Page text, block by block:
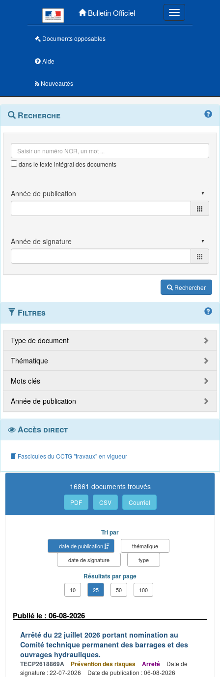
Bulletin Officiel Toggle
Documents opposables
Aide
Nouveautés
Navigation
outils
Menu
contextuel
Recherche
dans le texte intégral des documents
Rechercher
Filtres
Type de document
Thématique
Mots clés
Année de publication
Accès direct
Fascicules du CCTG "travaux" en vigueur
16861 documents trouvés
PDF CSV Courriel
Tri par
date de publication
thématique
date de signature
type
Résultats par page
10 25 50 100
Publié le : 06-08-2026
Arrêté du 22 juillet 2026 portant nomination au
Comité technique permanent des barrages et des
ouvrages hydrauliques.
TECP2618869A Prévention des risques Arrêté
Date de
signature : 22-07-2026
Date de publication : 06-08-2026